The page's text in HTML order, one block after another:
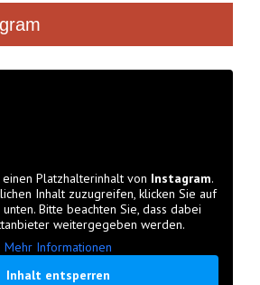
Platzhalterinhalt von Instagram.
Inhalt zuzugreifen, klicken Sie auf
Bitte beachten Sie, dass dabei
weitergegeben werden.
Mehr Informationen
Inhalt entsperren